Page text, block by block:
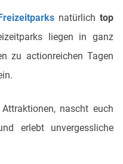
natürlichtop
liegen in ganz
zu actionreichen Tagen
nascht euch
erlebt unvergessliche